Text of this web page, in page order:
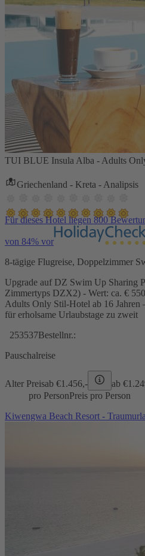
TUI BLUE Insula Alba - Adults
Griechenland - Kreta - Analipsis
Für dieses Hotel liegen 800
von 84% vor
8-tägige Flugreise, Doppelzimmer
Upgrade auf DZ Swim Up Sharing
Zimmertyps DZX2) - Wert: ca. €
Adults Only Stil-Hotel ab 16 Jahren
für erholsame Urlaubstage zu zweit
253537Bestellnr.:
Pauschalreise
Alter Preisab €1.456,- ab €
pro PersonPreis pro Person
Kiwengwa Beach Resort -